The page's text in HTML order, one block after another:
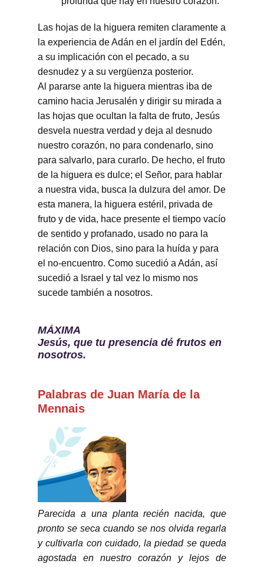
Las hojas de la higuera remiten claramente a
la experiencia de Adán en el jardín del Edén,
a su implicación con el pecado, a su
desnudez y a su vergüenza posterior.
Al pararse ante la higuera mientras iba de
camino hacia Jerusalén y dirigir su mirada a
las hojas que ocultan la falta de fruto, Jesús
desvela nuestra verdad y deja al desnudo
nuestro corazón, no para condenarlo, sino
para salvarlo, para curarlo. De hecho, el fruto
de la higuera es dulce; el Señor, para hablar
a nuestra vida, busca la dulzura del amor. De
esta manera, la higuera estéril, privada de
fruto y de vida, hace presente el tiempo vacío
de sentido y profanado, usado no para la
relación con Dios, sino para la huída y para
el no-encuentro. Como sucedió a Adán, así
sucedió a Israel y tal vez lo mismo nos
sucede también a nosotros.
MÁXIMA
Jesús, que tu presencia dé frutos en
nosotros.
Palabras de Juan María de la
Mennais
Parecida a una planta recién nacida, que
pronto se seca cuando se nos olvida regarla
y cultivarla con cuidado, la piedad se queda
agostada en nuestro corazón y lejos de